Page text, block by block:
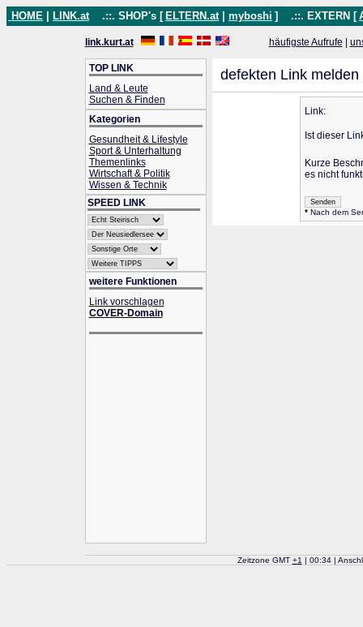
HOME LINK.at .::. SHOP's [ ELTERN.at myboshi ] .::. EXTERN [
link.kurt.at häufigste Aufrufe
TOP LINK
Land & Leute
Suchen & Finden
Kategorien
Gesundheit & Lifestyle
Sport & Unterhaltung
Themenlinks
Wirtschaft & Politik
Wissen & Technik
SPEED LINK
weitere Funktionen
Link vorschlagen
COVER-Domain
defekten Link melden
Link:
Ist dieser
Kurze
es nicht
* Nach dem
Zeitzone GMT +1 | 00:34 |